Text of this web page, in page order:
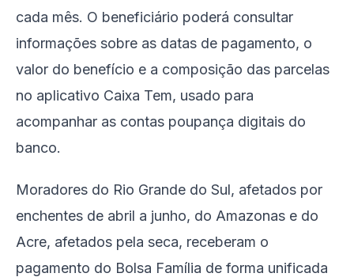
cada mês. O beneficiário poderá consultar
informações sobre as datas de pagamento, o
valor do benefício e a composição das parcelas
no aplicativo Caixa Tem, usado para
acompanhar as contas poupança digitais do
banco.
Moradores do Rio Grande do Sul, afetados por
enchentes de abril a junho, do Amazonas e do
Acre, afetados pela seca, receberam o
pagamento do Bolsa Família de forma unificada